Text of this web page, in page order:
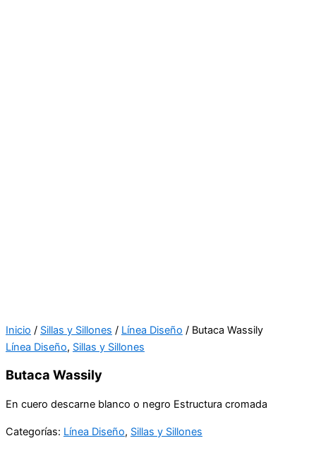
Inicio / Sillas y Sillones / Línea Diseño / Butaca Wassily
Línea Diseño, Sillas y Sillones
Butaca Wassily
En cuero descarne blanco o negro Estructura cromada
Categorías: Línea Diseño, Sillas y Sillones